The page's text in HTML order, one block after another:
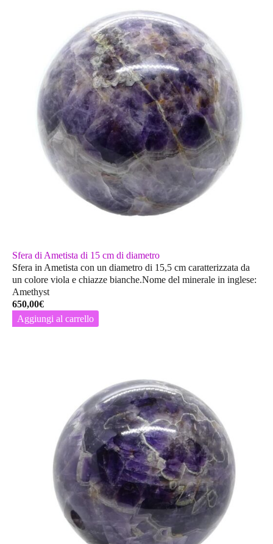
Sfera di Ametista di 15 cm di diametro
Sfera in Ametista con un diametro di 15,5 cm caratterizzata da
un colore viola e chiazze bianche.Nome del minerale in inglese:
Amethyst
650,00€
Aggiungi al carrello